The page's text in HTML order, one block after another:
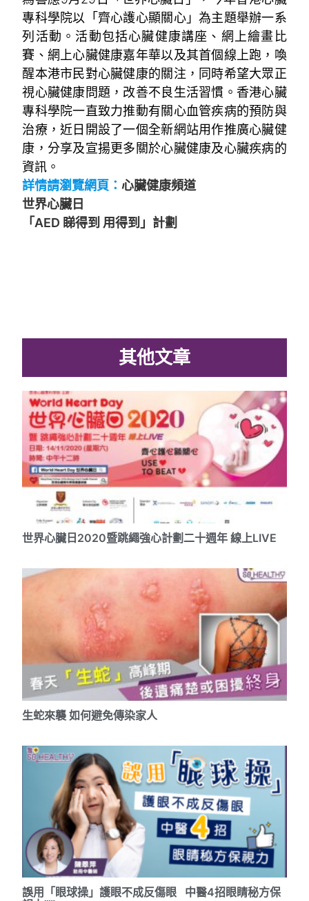
專科學院以「齊心護心顯關心」為主題舉辦一系
列活動。活動包括心臟健康講座、網上繪畫比
賽、網上心臟健康嘉年華以及其首個線上跑，喚
醒本港市民對心臟健康的關注，同時希望大眾正
視心臟健康問題，改善不良生活習慣。香港心臟
專科學院一直致力推動有關心血管疾病的預防與
治療，近日開設了一個全新網站用作推廣心臟健
康，分享及宣揚更多關於心臟健康及心臟疾病的
資訊。
詳情請瀏覽網頁：心臟健康頻道
世界心臟日
「AED 睇得到 用得到」計劃
其他文章
世界心臟日2020暨跳繩強心計劃二十週年 線上LIVE
生蛇來襲 如何避免傳染家人
誤用「眼球操」護眼不成反傷眼 中醫4招眼睛秘方保